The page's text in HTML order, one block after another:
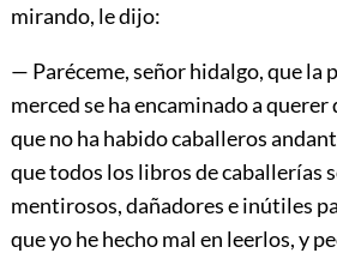
mirando, le dijo:
— Paréceme, señor hidalgo, que la
merced se ha encaminado a
que no ha habido caballeros
que todos los libros de caballerías
mentirosos, dañadores e inútiles
que yo he hecho mal en leerlos, y